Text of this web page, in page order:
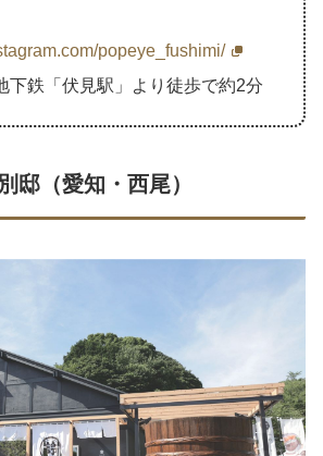
popeye_fushimi/
下鉄「伏見駅」より徒歩で約2分
邸（愛知・西尾）